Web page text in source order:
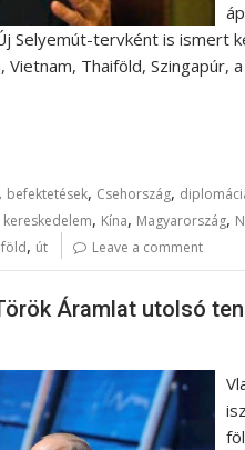
Selyemút-tervként is ismert
Thaiföld, Szingapúr,
, befektetések, Csehország,
kereskedelem, Kína, Magyarország,
, út Leave a comment
Áramlat utolsó